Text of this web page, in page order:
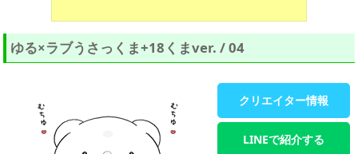
ゆる×ラブうさっくま+18くまver. / 04
クリエイター情報
LINEで紹介する